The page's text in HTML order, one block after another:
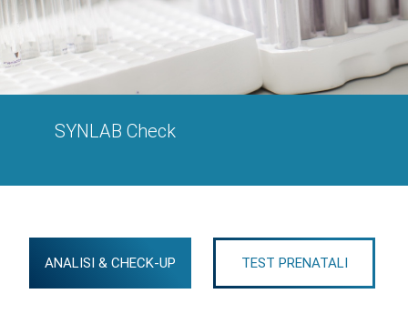
SYNLAB Check
ANALISI & CHECK-UP TEST PRENATALI